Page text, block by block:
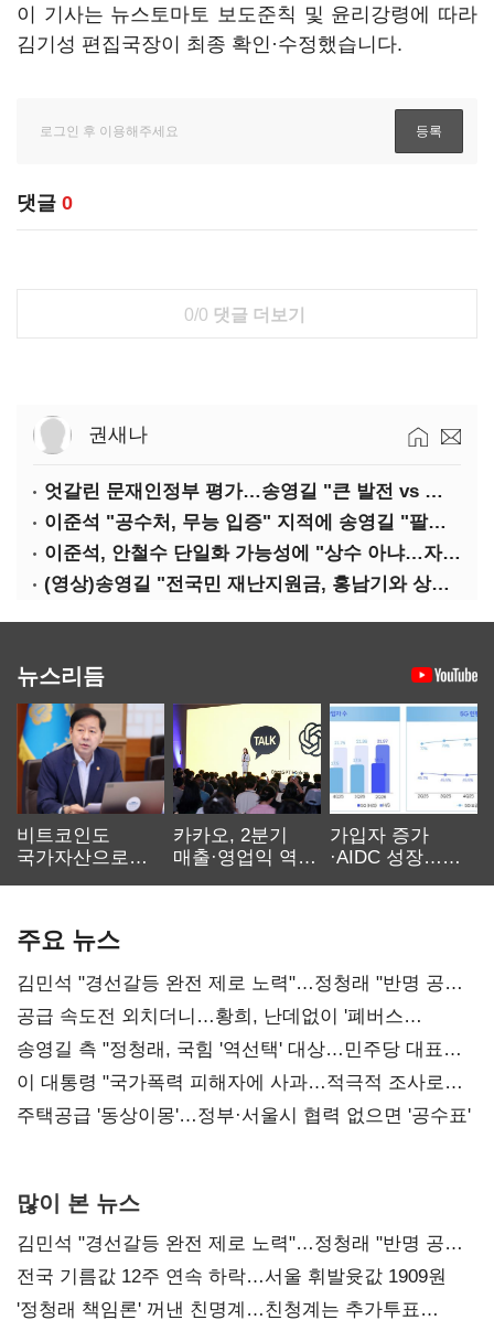
이 기사는 뉴스토마토 보도준칙 및 윤리강령에 따라
김기성 편집국장이 최종 확인·수정했습니다.
댓글 0
0/0 댓글 더보기
권새나
엇갈린 문재인정부 평가…송영길 "큰 발전 vs 이준석 "기본 점수"
이준석 "공수처, 무능 입증" 지적에 송영길 "팔다리 자른 게 국민의힘"
이준석, 안철수 단일화 가능성에 "상수 아냐…자의식 과잉"
(영상)송영길 "전국민 재난지원금, 홍남기와 상의·이재명 뜻 존중"
뉴스리듬
비트코인도
국가자산으로…'
카카오, 2분기
매출·영업익 역대
가입자 증가
·AIDC 성장…
주요 뉴스
김민석 "경선갈등 완전 제로 노력"…정청래 "반명 공세
사과부터"
공급 속도전 외치더니…황희, 난데없이 '폐버스
리모델링' 제안
송영길 측 "정청래, 국힘 '역선택' 대상…민주당 대표로
총선 지휘 못해"
이 대통령 "국가폭력 피해자에 사과…적극적 조사로
진실 밝혀야"
주택공급 '동상이몽'…정부·서울시 협력 없으면 '공수표'
많이 본 뉴스
김민석 "경선갈등 완전 제로 노력"…정청래 "반명 공세
사과부터"
전국 기름값 12주 연속 하락…서울 휘발윳값 1909원
'정청래 책임론' 꺼낸 친명계…친청계는 추가투표